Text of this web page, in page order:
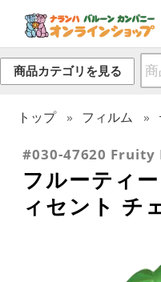
商品カテゴリを見る
トップ フィルム
#030-47620
フルーティ
ィセント チ